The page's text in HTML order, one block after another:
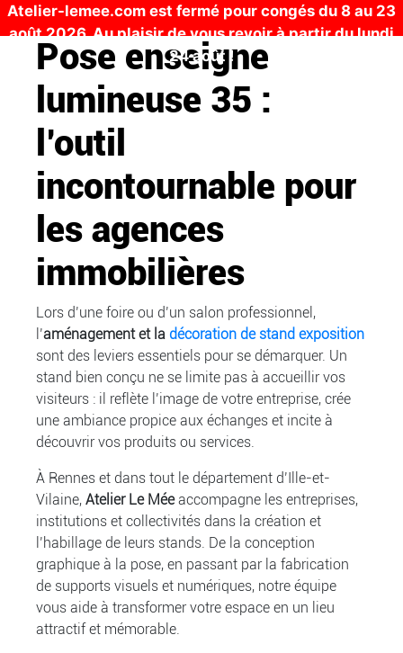
Atelier-lemee.com est fermé pour congés du 8 au 23
août 2026. Au plaisir de vous revoir à partir du lundi
24 août !
Pose enseigne
lumineuse 35 :
l’outil
incontournable pour
les agences
immobilières
Lors d’une foire ou d’un salon professionnel,
l’aménagement et ladécoration de stand exposition
sont des leviers essentiels pour se démarquer. Un
stand bien conçu ne se limite pas à accueillir vos
visiteurs : il reflète l’image de votre entreprise, crée
une ambiance propice aux échanges et incite à
découvrir vos produits ou services.
À Rennes et dans tout le département d’Ille-et-
Vilaine,Atelier Le Méeaccompagne les entreprises,
institutions et collectivités dans la création et
l’habillage de leurs stands. De la conception
graphique à la pose, en passant par la fabrication
de supports visuels et numériques, notre équipe
vous aide à transformer votre espace en un lieu
attractif et mémorable.